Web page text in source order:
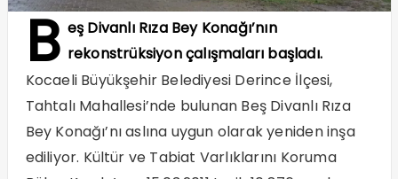
B eş Divanlı Rıza Bey Konağı’nın
rekonstrüksiyon çalışmaları başladı.
Kocaeli Büyükşehir Belediyesi Derince İlçesi,
Tahtalı Mahallesi’nde bulunan Beş Divanlı Rıza
Bey Konağı’nı aslına uygun olarak yeniden inşa
ediliyor. Kültür ve Tabiat Varlıklarını Koruma